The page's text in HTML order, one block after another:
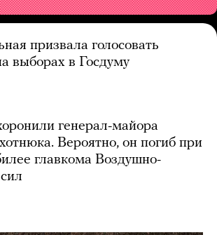
призвала голосовать
выборах в Госдуму
генерал-майора
Вероятно, он погиб при
главкома Воздушно-